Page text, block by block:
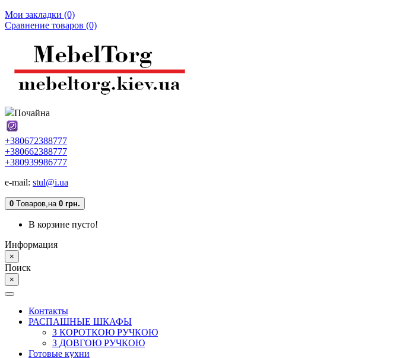
Мои закладки (0)
Сравнение товаров (0)
Почайна
+380672388777
+380662388777
+380939986777
e-mail: stul@i.ua
0 Tоваров,на 0 грн.
В корзине пусто!
Информация
×
Поиск
×
Контакты
РАСПАШНЫЕ ШКАФЫ
З КОРОТКОЮ РУЧКОЮ
З ДОВГОЮ РУЧКОЮ
Готовые кухни